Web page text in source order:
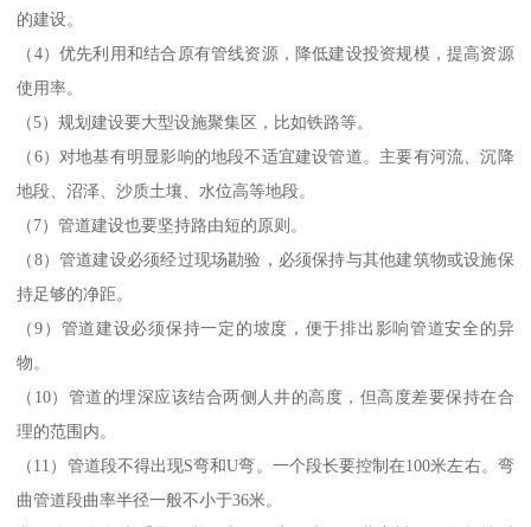
的建设。
（4）优先利用和结合原有管线资源，降低建设投资规模，提高资源
使用率。
（5）规划建设要大型设施聚集区，比如铁路等。
（6）对地基有明显影响的地段不适宜建设管道。主要有河流、沉降
地段、沼泽、沙质土壤、水位高等地段。
（7）管道建设也要坚持路由短的原则。
（8）管道建设必须经过现场勘验，必须保持与其他建筑物或设施保
持足够的净距。
（9）管道建设必须保持一定的坡度，便于排出影响管道安全的异
物。
（10）管道的埋深应该结合两侧人井的高度，但高度差要保持在合
理的范围内。
（11）管道段不得出现S弯和U弯。一个段长要控制在100米左右。弯
曲管道段曲率半径一般不小于36米。